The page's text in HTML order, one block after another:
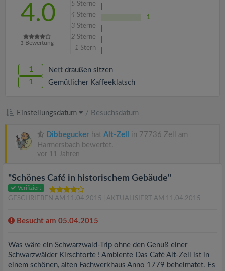
4.0
1 Bewertung
5 Sterne
4 Sterne
1
3 Sterne
2 Sterne
1 Stern
1 Nett draußen sitzen
1 Gemütlicher Kaffeeklatsch
Einstellungsdatum / Besuchsdatum
Dibbegucker hat Alt-Zell
in 77736 Zell am
Harmersbach bewertet.
vor 11 Jahren
"Schönes Café in historischem Gebäude"
Verifiziert
GESCHRIEBEN AM 11.04.2015 | AKTUALISIERT AM 11.04.2015
Besucht am 05.04.2015
Was wäre ein Schwarzwald-Trip ohne den Genuß einer
Schwarzwälder Kirschtorte ! Ambiente Das Café Alt-Zell ist in
einem schönen, alten Fachwerkhaus Anno 1779 beheimatet. Es